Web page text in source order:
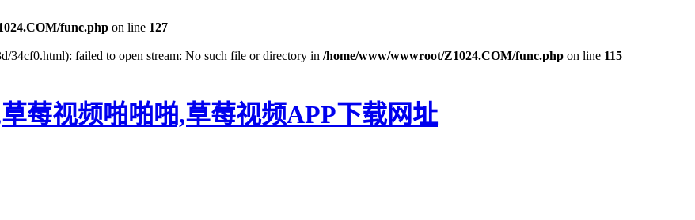
func.php on line 127
34cf0.html): failed to open stream: No such file or directory in /home/www/wwwroot/Z1024.COM/func.php on line 115
莓视频啪啪啪,草莓视频APP下载网址